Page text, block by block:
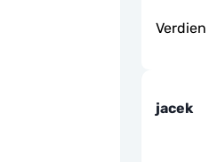
Verdien
jacek